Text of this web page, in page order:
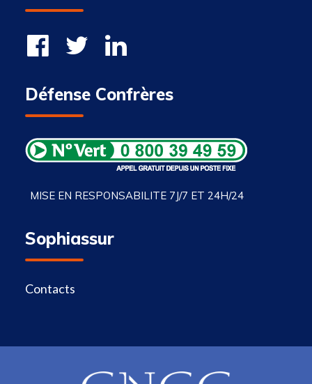
Défense Confrères
MISE EN RESPONSABILITE 7J/7 ET 24H/24
Sophiassur
Contacts